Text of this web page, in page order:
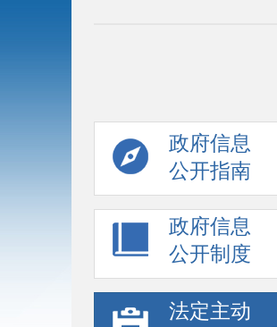
政府信息
公开指南
政府信息
公开制度
法定主动